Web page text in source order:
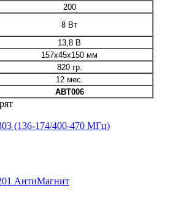
200
8 Вт
13,8 В
157x45x150 мм
820 гр.
12 мес.
АВТ006
(136-174/400-470 МГц)
АнтиМагнит